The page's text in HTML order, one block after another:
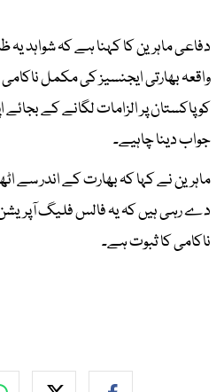
دفاعی ماہرین کا کہنا ہے کہ شواہد یہ
واقعہ بھارتی ایجنسیز کی مکمل
کو پاکستان پر الزامات لگانے کے
جواب دینا چاہیے۔
ماہرین نے کہا کہ بھارت کے اندر سے
دے رہی ہیں کہ یہ فالس فلیگ آپریشن
ناکامی کا ثبوت ہے۔